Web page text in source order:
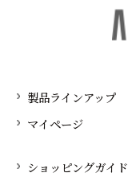
製品ラインアップ
マイページ
ショッピングガイド